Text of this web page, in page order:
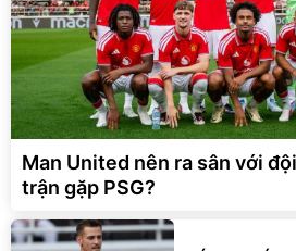
Man United nên ra sân với
trận gặp PSG?